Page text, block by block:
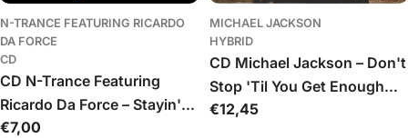
N-TRANCE FEATURING RICARDO
DA FORCE
CD
CD N-Trance Featuring
Ricardo Da Force – Stayin'
Alive
Įprasta
€7,00
MICHAEL JACKSON
HYBRID
CD Michael Jackson – Don't
Stop 'Til You Get Enough
(Limited ed. dual disc)
Įprasta
€12,45